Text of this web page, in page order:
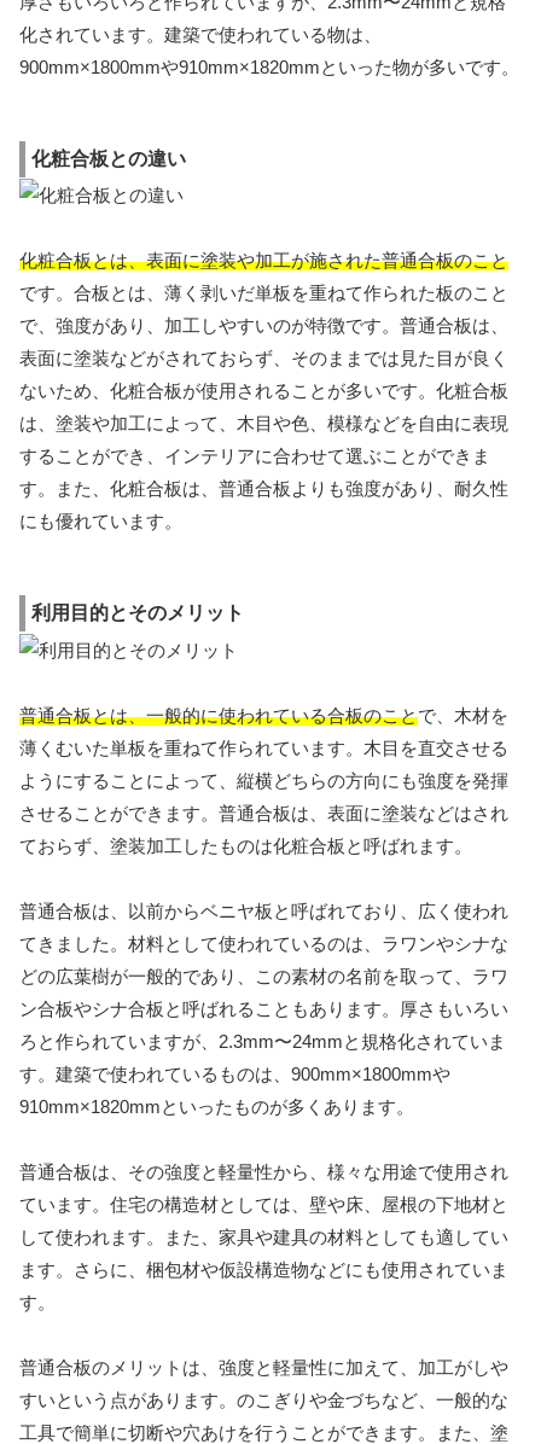
化されています。建築で使われている物は、
900mm×1800mmや910mm×1820mmといった物が多いです。
化粧合板との違い
化粧合板とは、表面に塗装や加工が施された普通合板のこと
です。合板とは、薄く剥いだ単板を重ねて作られた板のこと
で、強度があり、加工しやすいのが特徴です。普通合板は、
表面に塗装などがされておらず、そのままでは見た目が良く
ないため、化粧合板が使用されることが多いです。化粧合板
は、塗装や加工によって、木目や色、模様などを自由に表現
することができ、インテリアに合わせて選ぶことができま
す。また、化粧合板は、普通合板よりも強度があり、耐久性
にも優れています。
利用目的とそのメリット
普通合板とは、一般的に使われている合板のことで、木材を
薄くむいた単板を重ねて作られています。木目を直交させる
ようにすることによって、縦横どちらの方向にも強度を発揮
させることができます。普通合板は、表面に塗装などはされ
ておらず、塗装加工したものは化粧合板と呼ばれます。
普通合板は、以前からベニヤ板と呼ばれており、広く使われ
てきました。材料として使われているのは、ラワンやシナな
どの広葉樹が一般的であり、この素材の名前を取って、ラワ
ン合板やシナ合板と呼ばれることもあります。厚さもいろい
ろと作られていますが、2.3mm〜24mmと規格化されていま
す。建築で使われているものは、900mm×1800mmや
910mm×1820mmといったものが多くあります。
普通合板は、その強度と軽量性から、様々な用途で使用され
ています。住宅の構造材としては、壁や床、屋根の下地材と
して使われます。また、家具や建具の材料としても適してい
ます。さらに、梱包材や仮設構造物などにも使用されていま
す。
普通合板のメリットは、強度と軽量性に加えて、加工がしや
すいという点があります。のこぎりや金づちなど、一般的な
工具で簡単に切断や穴あけを行うことができます。また、塗